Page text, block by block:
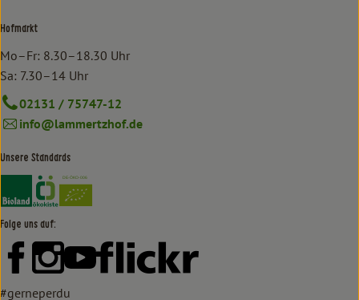
Hofmarkt
Mo–Fr: 8.30–18.30 Uhr
Sa: 7.30–14 Uhr
02131 / 75747-12
info@lammertzhof.de
Unsere Standards
Externer Link zu https://www.bioland.de/verbraucher
Externer Link zu https://www.oekokiste.de/
Folge uns auf:
Externer Link zu https://www.facebook.com/lammertzhof/
Externer Link zu https://www.instagram.com/
Externer Link zu https://www.youtube.com/
Externer Link zu https://
#gerneperdu